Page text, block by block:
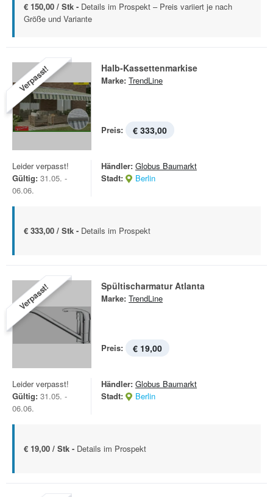
€ 150,00 / Stk - Details im Prospekt – Preis variiert je nach
Größe und Variante
Verpasst! Halb-Kassettenmarkise
Marke: TrendLine
Preis: € 333,00
Leider verpasst!
Gültig: 31.05. -
06.06.
Händler: Globus Baumarkt
Stadt:
Berlin
€ 333,00 / Stk - Details im Prospekt
Verpasst! Spültischarmatur Atlanta
Marke: TrendLine
Preis: € 19,00
Leider verpasst!
Gültig: 31.05. -
06.06.
Händler: Globus Baumarkt
Stadt:
Berlin
€ 19,00 / Stk - Details im Prospekt